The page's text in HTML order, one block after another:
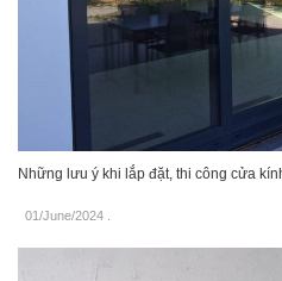
Những lưu ý khi lắp đặt, thi công cửa
01/June/2024